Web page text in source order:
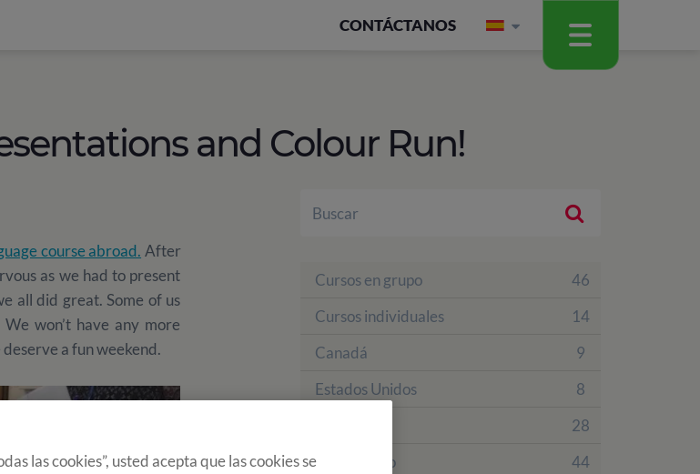
CONTÁCTANOS
and Colour Run!
course abroad. After
as we had to present
all did great. Some of us
won’t have any more
a fun weekend.
Cursos en grupo
46
Cursos individuales
14
Canadá
9
Estados Unidos
8
28
Reino Unido
44
las cookies”, usted acepta que las cookies se